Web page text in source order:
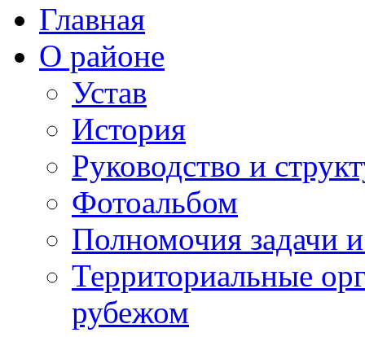
Главная
О районе
Устав
История
Руководство и
Фотоальбом
Полномочия задачи
Территориальные
рубежом